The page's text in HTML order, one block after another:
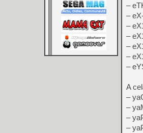
–
–
–
–
–
–
–
A
–
–
–
–